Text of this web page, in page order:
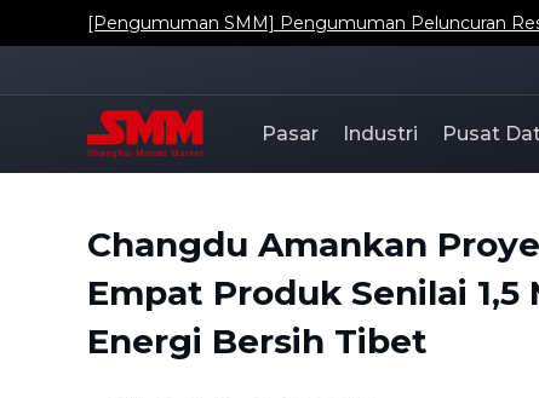
[Pengumuman SMM] Pengumuman Peluncuran
Pasar Industri Pusat
Changdu Amankan
Empat Produk Senilai
Energi Bersih Tibet